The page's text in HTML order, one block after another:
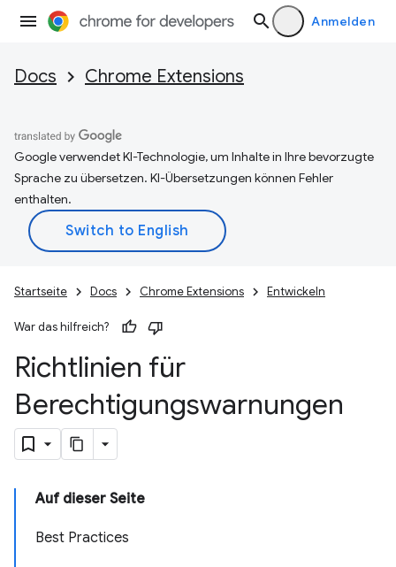
Anmelden
Docs Chrome Extensions
Google verwendet KI-Technologie, um Inhalte in Ihre bevorzugte
Sprache zu übersetzen. KI-Übersetzungen können Fehler
enthalten.
Startseite Docs Chrome Extensions Entwickeln
War das hilfreich?
Richtlinien für
Berechtigungswarnungen
Auf dieser Seite
Best Practices